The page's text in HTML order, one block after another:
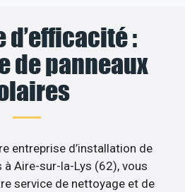
d’efficacité :
de panneaux
entreprise d’installation de
à Aire-sur-la-Lys (62), vous
service de nettoyage et de